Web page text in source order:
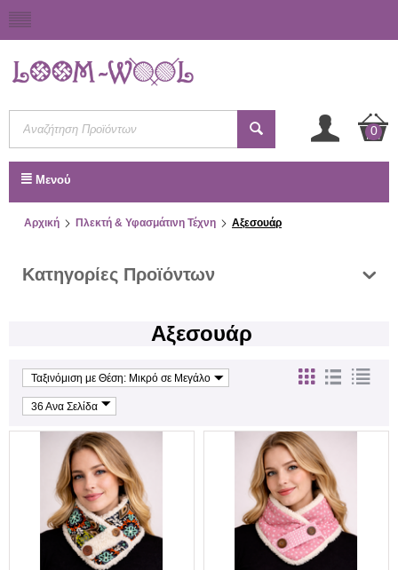
0
Μενού
Αρχική Πλεκτή & Υφασμάτινη Τέχνη Αξεσουάρ
Κατηγορίες Προϊόντων
Αξεσουάρ
Ταξινόμιση με Θέση: Μικρό σε Μεγάλο
36 Ανα Σελίδα